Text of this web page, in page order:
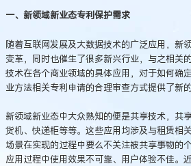
报》采访：技术革新下知识产权保护面临新
一、新领域新业态专利保护需求
随着互联网发展及大数据技术的广泛应用，新
变革，同时也催生了很多新兴行业，与之相关
技术在各个商业领域的具体应用，对于如何确
业方法相关专利申请的合理审查方式提供了新的
新领域新业态中大众熟知的便是共享技术，共
货机、快递柜等等。这些应用均涉及与租赁相
场景在实现的过程中要么不关注被共享事物的
应用过程中使用效果不可靠、用户体验不佳。